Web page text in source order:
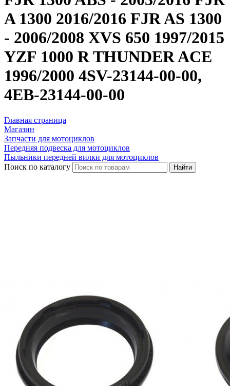
A 1300 2016/2016 FJR AS 1300
- 2006/2008 XVS 650 1997/2015
YZF 1000 R THUNDER ACE
1996/2000 4SV-23144-00-00,
4EB-23144-00-00
Главная страница
Магазин
Запчасти для мотоциклов
Передняя подвеска для мотоциклов
Пыльники передней вилки для мотоциклов
Поиск по каталогу
Найти